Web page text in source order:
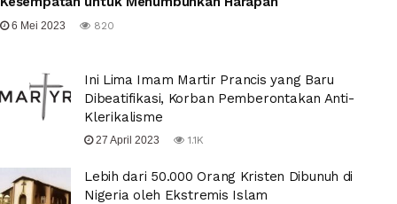
6 Mei 2023 820
Ini Lima Imam Martir Prancis yang Baru
Dibeatifikasi, Korban Pemberontakan Anti-
Klerikalisme
27 April 2023 1.1K
Lebih dari 50.000 Orang Kristen Dibunuh di
Nigeria oleh Ekstremis Islam